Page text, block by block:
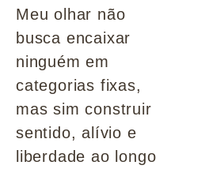
Meu olhar não
busca encaixar
ninguém em
categorias fixas,
mas sim construir
sentido, alívio e
liberdade ao longo